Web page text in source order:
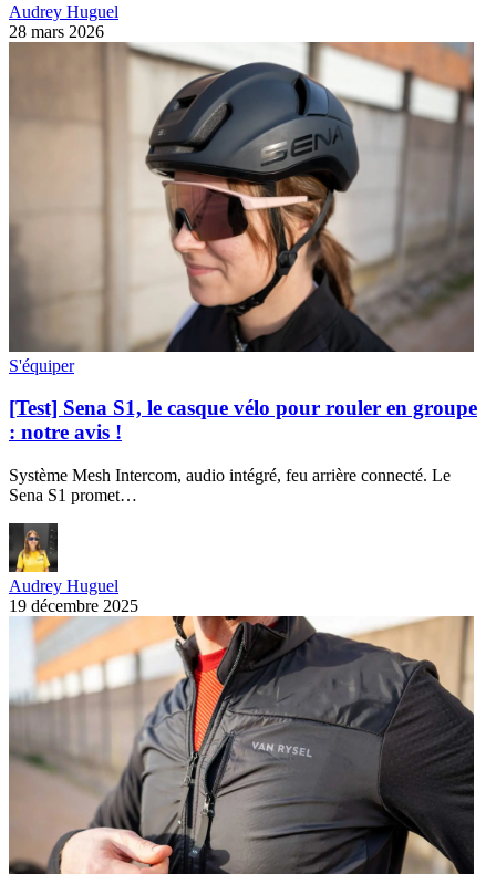
Audrey Huguel
28 mars 2026
S'équiper
[Test] Sena S1, le casque vélo pour rouler en groupe
: notre avis !
Système Mesh Intercom, audio intégré, feu arrière connecté. Le
Sena S1 promet…
Audrey Huguel
19 décembre 2025